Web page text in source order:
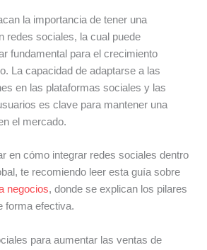
la importancia de tener una
redes sociales, la cual puede
fundamental para el crecimiento
La capacidad de adaptarse a las
en las plataformas sociales y las
es clave para mantener una
el mercado.
en cómo integrar redes sociales dentro
te recomiendo leer esta guía sobre
negocios, donde se explican los pilares
forma efectiva.
para aumentar las ventas de